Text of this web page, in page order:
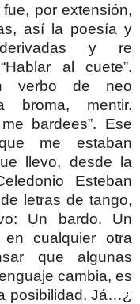
por extensión,
así la poesía y
y re
al cuete”.
verbo de neo
broma, mentir.
bardees”. Ese
me estaban
llevo, desde la
Esteban
letras de tango,
Un bardo. Un
cualquier otra
que algunas
cambia, es
posibilidad. Já…¿